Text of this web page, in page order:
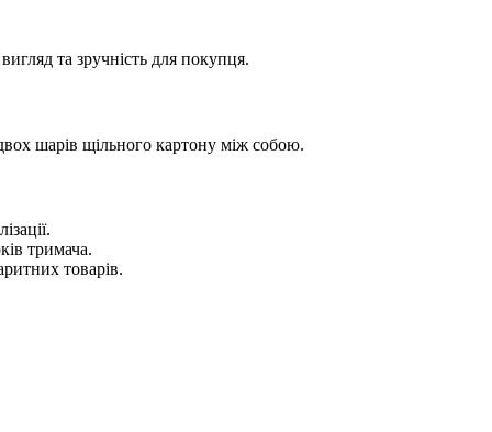
та зручність для покупця.
шарів щільного картону між собою.
тримача.
товарів.